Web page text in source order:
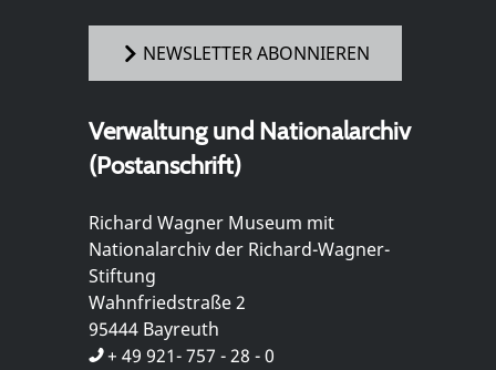
NEWSLETTER ABONNIEREN
Verwaltung und Nationalarchiv
(Postanschrift)
Richard Wagner Museum mit
Nationalarchiv der Richard-Wagner-
Stiftung
Wahnfriedstraße 2
95444 Bayreuth
+ 49 921- 757 - 28 - 0